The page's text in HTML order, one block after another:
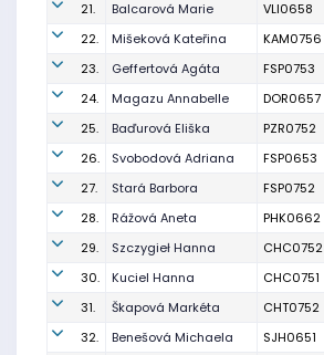
21.
Balcarová Marie VLI0658
22.
Mišeková Kateřina KAM0756
23.
Geffertová Agáta FSP0753
24.
Magazu Annabelle DOR0657
25.
Baďurová Eliška PZR0752
26.
Svobodová Adriana FSP0653
27.
Stará Barbora FSP0752
28.
Rážová Aneta PHK0662
29.
Szczygieł Hanna CHC0752
30.
Kuciel Hanna CHC0751
31.
Škapová Markéta CHT0752
32.
Benešová Michaela SJH0651